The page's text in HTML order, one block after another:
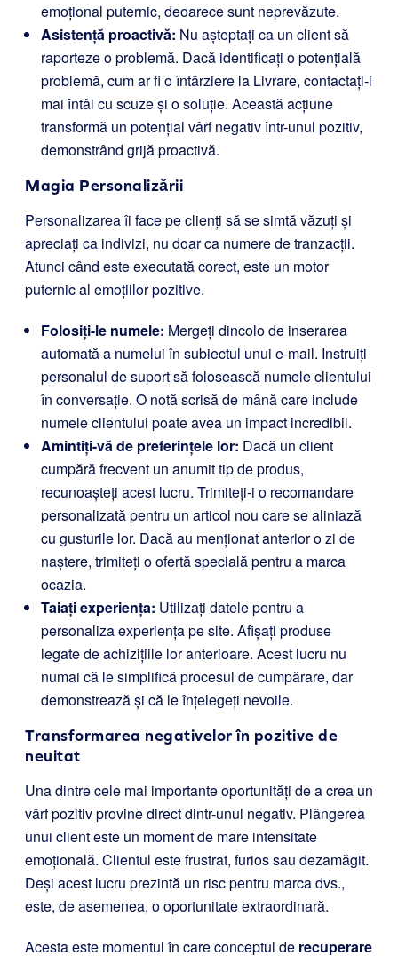
emoțional puternic, deoarece sunt neprevăzute.
Asistență proactivă: Nu așteptați ca un client să
raporteze o problemă. Dacă identificați o potențială
problemă, cum ar fi o întârziere la Livrare, contactați-i
mai întâi cu scuze și o soluție. Această acțiune
transformă un potențial vârf negativ într-unul pozitiv,
demonstrând grijă proactivă.
Magia Personalizării
Personalizarea îi face pe clienți să se simtă văzuți și
apreciați ca indivizi, nu doar ca numere de tranzacții.
Atunci când este executată corect, este un motor
puternic al emoțiilor pozitive.
Folosiți-le numele: Mergeți dincolo de inserarea
automată a numelui în subiectul unui e-mail. Instruiți
personalul de suport să folosească numele clientului
în conversație. O notă scrisă de mână care include
numele clientului poate avea un impact incredibil.
Amintiți-vă de preferințele lor: Dacă un client
cumpără frecvent un anumit tip de produs,
recunoașteți acest lucru. Trimiteți-i o recomandare
personalizată pentru un articol nou care se aliniază
cu gusturile lor. Dacă au menționat anterior o zi de
naștere, trimiteți o ofertă specială pentru a marca
ocazia.
Taiați experiența: Utilizați datele pentru a
personaliza experiența pe site. Afișați produse
legate de achizițiile lor anterioare. Acest lucru nu
numai că le simplifică procesul de cumpărare, dar
demonstrează și că le înțelegeți nevoile.
Transformarea negativelor în pozitive de
neuitat
Una dintre cele mai importante oportunități de a crea un
vârf pozitiv provine direct dintr-unul negativ. Plângerea
unui client este un moment de mare intensitate
emoțională. Clientul este frustrat, furios sau dezamăgit.
Deși acest lucru prezintă un risc pentru marca dvs.,
este, de asemenea, o oportunitate extraordinară.
Acesta este momentul în care conceptul de recuperare